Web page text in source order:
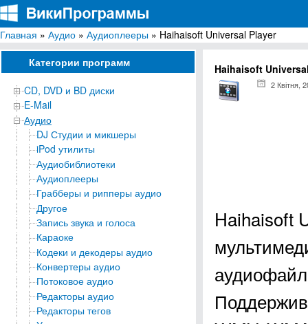
ВикиПрограммы
Энциклопедия бесплатных компьютерных программ для Windows
Главная » Аудио » Аудиоплееры » Haihaisoft Universal Player
Категории программ
CD, DVD и BD диски
E-Mail
Аудио
DJ Студии и микшеры
iPod утилиты
Аудиобиблиотеки
Аудиоплееры
Грабберы и рипперы аудио
Другое
Запись звука и голоса
Караоке
Кодеки и декодеры аудио
Конвертеры аудио
Потоковое аудио
Редакторы аудио
Редакторы тегов
Haihaisoft
2 Квітня,
Haihaisoft